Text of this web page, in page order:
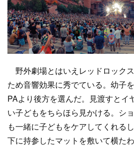
野外劇場とはいえレッドロック
ため音響効果に秀でている。幼子
PAより後方を選んだ。見渡すとイ
い子どもをちらほら見かける。シ
も一緒に子どもをケアしてくれる
下に持参したマットを敷いて横た